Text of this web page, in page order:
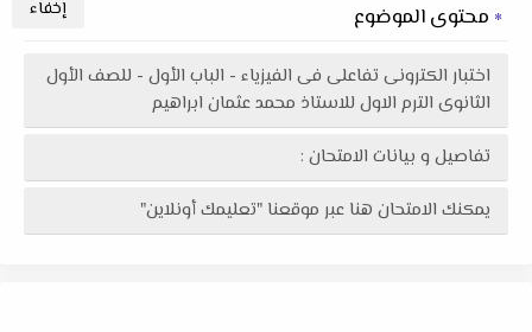
محتوى الموضوع
اختبار الكترونى تفاعلى فى الفيزياء - الباب الأول - للصف الأول
الثانوى الترم الاول للاستاذ محمد عثمان ابراهيم
تفاصيل و بيانات الامتحان :
يمكنك الامتحان هنا عبر موقعنا "تعليمك أونلاين"